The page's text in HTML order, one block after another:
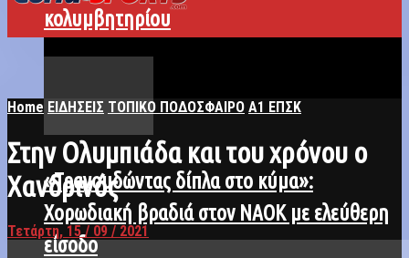
κολυμβητηρίου
«Τραγουδώντας δίπλα στο κύμα»:
Χορωδιακή βραδιά στον ΝΑΟΚ με ελεύθερη
είσοδο
Home ΕΙΔΗΣΕΙΣ ΤΟΠΙΚΟ ΠΟΔΟΣΦΑΙΡΟ Α1 ΕΠΣΚ
Στην Ολυμπιάδα και του χρόνου ο
Χανδρινός
Τετάρτη, 15 / 09 / 2021